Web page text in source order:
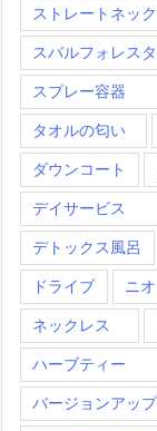
ストレートネック
スバルフォレス
スプレー容器
タオルの匂い
ダウンコート
デイサービス
デトックス風呂
ドライブ ニ
ネックレス
ハーブティー
バージョンアップ